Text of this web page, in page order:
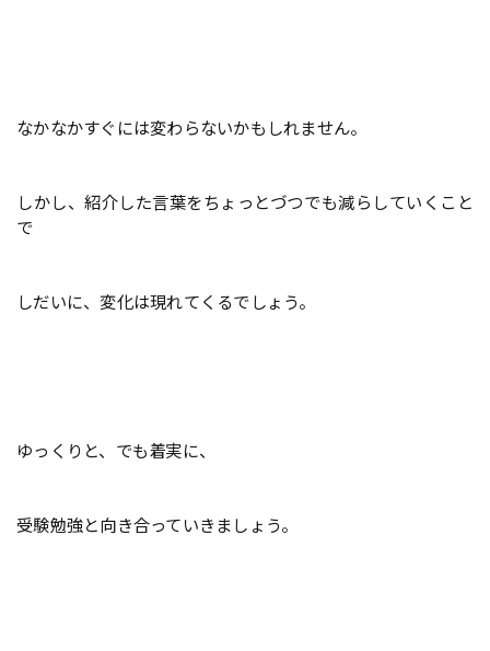
なかなかすぐには変わらないかもしれません。
しかし、紹介した言葉をちょっとづつでも減らしていくこと
で
しだいに、変化は現れてくるでしょう。
ゆっくりと、でも着実に、
受験勉強と向き合っていきましょう。